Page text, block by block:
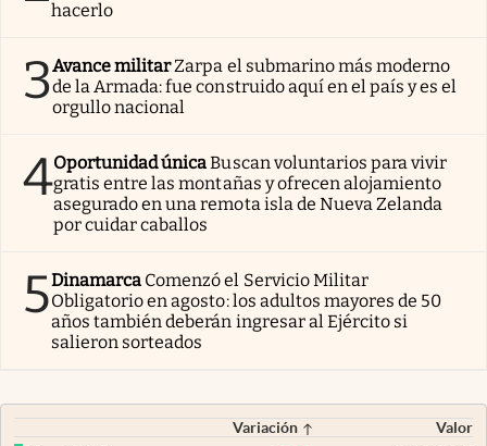
hacerlo
3Avance militarZarpa el submarino más moderno
de la Armada: fue construido aquí en el país y es el
orgullo nacional
4Oportunidad únicaBuscan voluntarios para vivir
gratis entre las montañas y ofrecen alojamiento
asegurado en una remota isla de Nueva Zelanda
por cuidar caballos
5Dinamarca Comenzó el Servicio Militar
Obligatorio en agosto: los adultos mayores de 50
años también deberán ingresar al Ejército si
salieron sorteados
Variación
Valor